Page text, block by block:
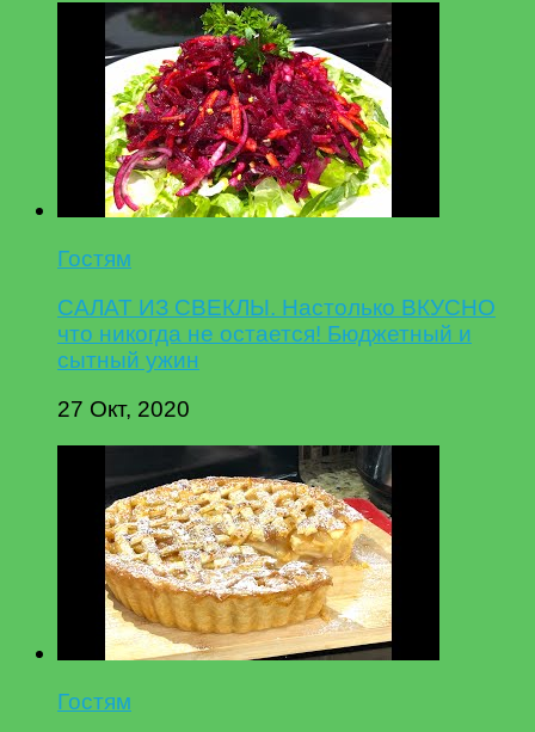
Гостям
САЛАТ ИЗ СВЕКЛЫ. Настолько ВКУСНО
что никогда не остается! Бюджетный и
сытный ужин
27 Окт, 2020
Гостям